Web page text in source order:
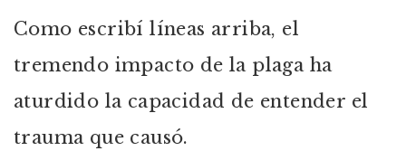
Como escribí líneas arriba, el
tremendo impacto de la plaga ha
aturdido la capacidad de entender el
trauma que causó.